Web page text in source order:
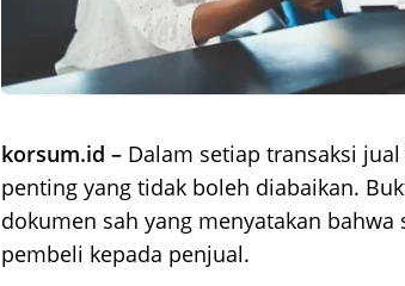
korsum.id – Dalam setiap transaksi
penting yang tidak boleh diabaikan.
dokumen sah yang menyatakan
pembeli kepada penjual.